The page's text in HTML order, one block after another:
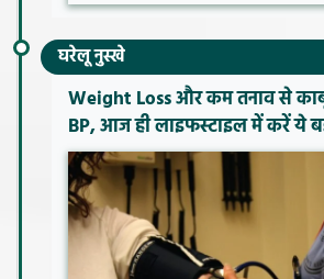
घरेलू नुस्खे
Weight Loss और कम तनाव से
BP, आज ही लाइफस्टाइल में करें ये